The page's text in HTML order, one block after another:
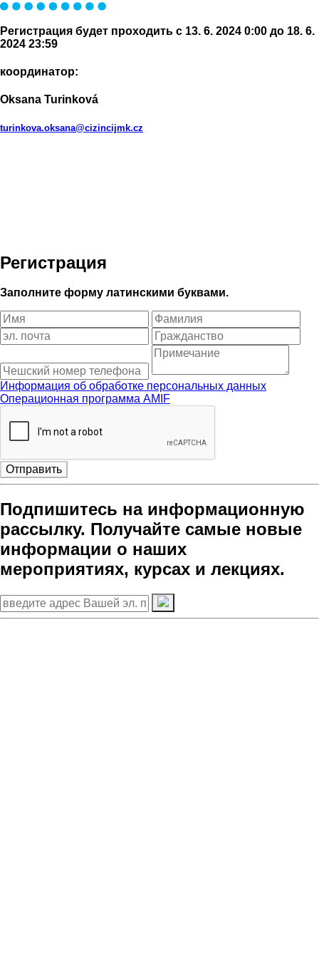
Регистрация будет проходить с 13. 6. 2024 0:00 до 18. 6.
2024 23:59
координатор:
Oksana Turinková
turinkova.oksana@cizincijmk.cz
Регистрация
Заполните форму латинскими буквами.
Информация об обработке персональных данных
Операционная программа AMIF
Отправить
Подпишитесь на информационную
рассылку. Получайте самые новые
информации о наших
мероприятиях, курсах и лекциях.